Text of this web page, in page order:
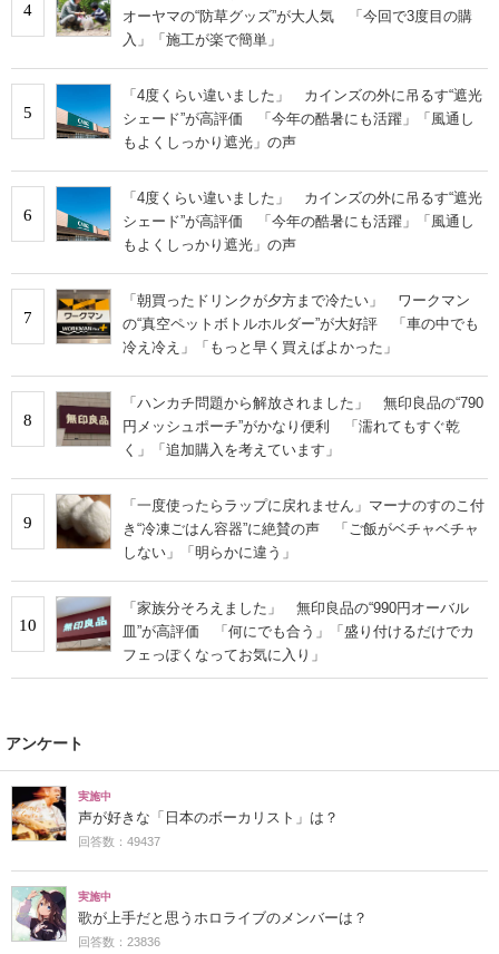
4
オーヤマの“防草グッズ”が大人気 「今回で3度目の購
入」「施工が楽で簡単」
5
「4度くらい違いました」 カインズの外に吊るす“遮光
シェード”が高評価 「今年の酷暑にも活躍」「風通し
もよくしっかり遮光」の声
6
「4度くらい違いました」 カインズの外に吊るす“遮光
シェード”が高評価 「今年の酷暑にも活躍」「風通し
もよくしっかり遮光」の声
7
「朝買ったドリンクが夕方まで冷たい」 ワークマン
の“真空ペットボトルホルダー”が大好評 「車の中でも
冷え冷え」「もっと早く買えばよかった」
8
「ハンカチ問題から解放されました」 無印良品の“790
円メッシュポーチ”がかなり便利 「濡れてもすぐ乾
く」「追加購入を考えています」
9
「一度使ったらラップに戻れません」マーナのすのこ付
き“冷凍ごはん容器”に絶賛の声 「ご飯がベチャベチャ
しない」「明らかに違う」
10
「家族分そろえました」 無印良品の“990円オーバル
皿”が高評価 「何にでも合う」「盛り付けるだけでカ
フェっぽくなってお気に入り」
アンケート
実施中
声が好きな「日本のボーカリスト」は？
回答数：49437
実施中
歌が上手だと思うホロライブのメンバーは？
回答数：23836